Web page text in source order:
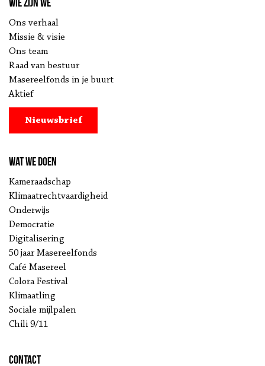
Ons verhaal
Missie & visie
Ons team
Raad van bestuur
Masereelfonds in je buurt
Aktief
Nieuwsbrief
Wat we doen
Kameraadschap
Klimaatrechtvaardigheid
Onderwijs
Democratie
Digitalisering
50 jaar Masereelfonds
Café Masereel
Colora Festival
Klimaatling
Sociale mijlpalen
Chili 9/11
Contact